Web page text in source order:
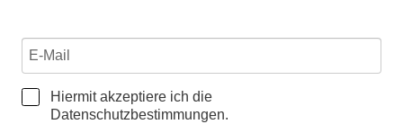
Hiermit akzeptiere ich die
Datenschutzbestimmungen.